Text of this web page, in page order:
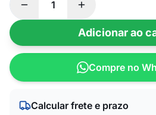
Adicionar ao
Compre no
Calcular frete e prazo